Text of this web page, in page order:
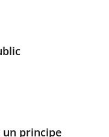
un principe